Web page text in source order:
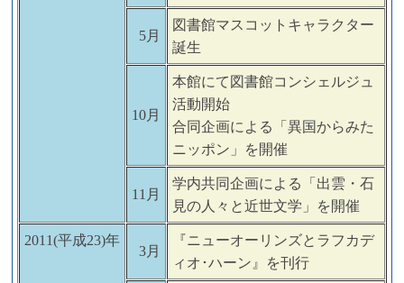
5月
図書館マスコットキャラクター
誕生
10月
本館にて図書館コンシェルジュ
活動開始
合同企画による「異国からみた
ニッポン」を開催
11月
学内共同企画による「出雲・石
見の人々と近世文学」を開催
2011(平成23)年
3月
『ニューオーリンズとラフカデ
ィオ･ハーン』を刊行